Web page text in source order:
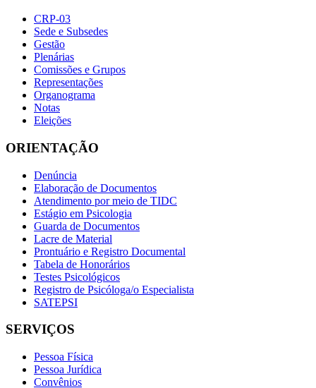
CRP-03
Sede e Subsedes
Gestão
Plenárias
Comissões e Grupos
Representações
Organograma
Notas
Eleições
ORIENTAÇÃO
Denúncia
Elaboração de Documentos
Atendimento por meio de TIDC
Estágio em Psicologia
Guarda de Documentos
Lacre de Material
Prontuário e Registro Documental
Tabela de Honorários
Testes Psicológicos
Registro de Psicóloga/o Especialista
SATEPSI
SERVIÇOS
Pessoa Física
Pessoa Jurídica
Convênios